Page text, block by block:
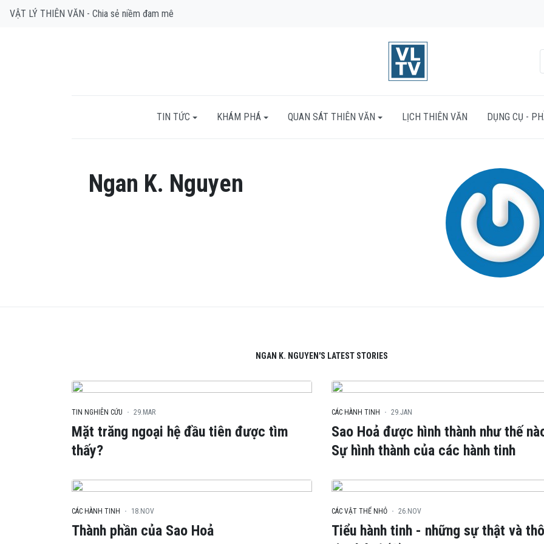
VẬT LÝ THIÊN VĂN - Chia sẻ niềm đam mê
TIN TỨC KHÁM PHÁ QUAN SÁT THIÊN VĂN LỊCH THIÊN VĂN DỤNG CỤ -
Ngan K. Nguyen
NGAN K. NGUYEN'S LATEST STORIES
TIN NGHIÊN CỨU 29.MAR
Mặt trăng ngoại hệ đầu tiên được tìm
thấy?
CÁC HÀNH TINH 29.JAN
Sao Hoả được hình thành như thế
Sự hình thành của các hành tinh
CÁC HÀNH TINH 18.NOV
Thành phần của Sao Hoả
CÁC VẬT THỂ NHỎ 26.NOV
Tiểu hành tinh - những sự thật và